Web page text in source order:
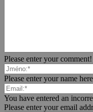
Please enter your comment!
Please enter your name here
You have entered an
Please enter your email